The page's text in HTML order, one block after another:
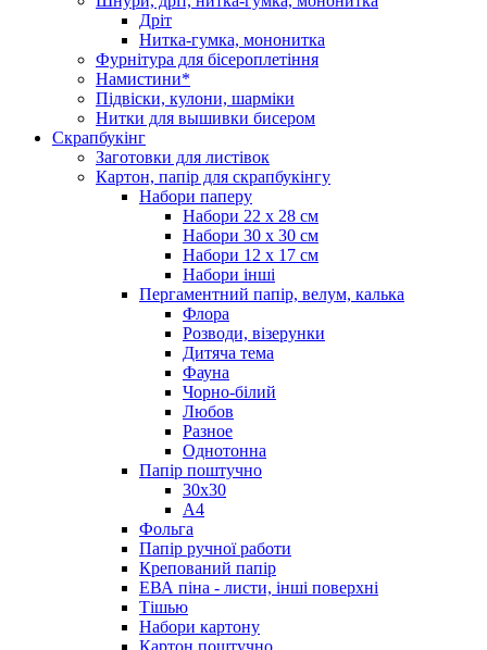
Дріт
Нитка-гумка, мононитка
Фурнітура для бісероплетіння
Намистини*
Підвіски, кулони, шарміки
Нитки для вышивки бисером
Скрапбукінг
Заготовки для листівок
Картон, папір для скрапбукінгу
Набори паперу
Набори 22 х 28 см
Набори 30 х 30 см
Набори 12 х 17 см
Набори інші
Пергаментний папір, велум, калька
Флора
Розводи, візерунки
Дитяча тема
Фауна
Чорно-білий
Любов
Разное
Однотонна
Папір поштучно
30х30
А4
Фольга
Папір ручної работи
Крепований папір
ЕВА піна - листи, інші поверхні
Тішью
Набори картону
Картон поштучно